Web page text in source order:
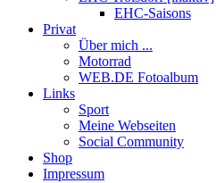
EHC-Saisons
Privat
Über mich ...
Motorrad
WEB.DE Fotoalbum
Links
Sport
Meine Webseiten
Social Community
Shop
Impressum